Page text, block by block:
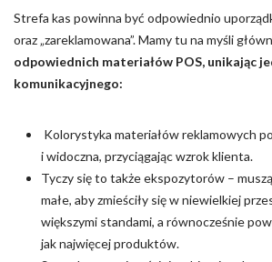
Strefa kas powinna być odpowiednio
oraz „zareklamowana”. Mamy tu na myśli
odpowiednich materiałów POS, unikając
komunikacyjnego:
Kolorystyka materiałów reklamowych
i widoczna, przyciągając wzrok klienta.
Tyczy się to także ekspozytorów –
małe, aby zmieściły się w niewielkiej
większymi standami, a równocześnie
jak najwięcej produktów.